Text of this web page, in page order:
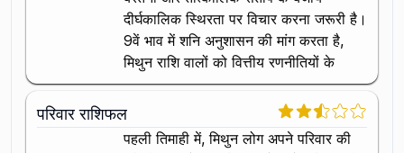
दीर्घकालिक स्थिरता पर विचार करना जरूरी है।
9वें भाव में शनि अनुशासन की मांग करता है,
मिथुन राशि वालों को वित्तीय रणनीतियों के
परिवार राशिफल
पहली तिमाही में, मिथुन लोग अपने परिवार की